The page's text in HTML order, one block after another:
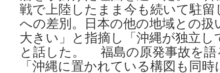
戦で上陸したまま今も続いて駐
への差別。日本の他の地域との
大きい」と指摘し「沖縄が独立
と話した。 福島の原発事故を語
「沖縄に置かれている構図も同